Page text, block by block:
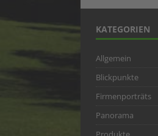
KATEGORIEN
Allgemein
Blickpunkte
Firmenporträts
Panorama